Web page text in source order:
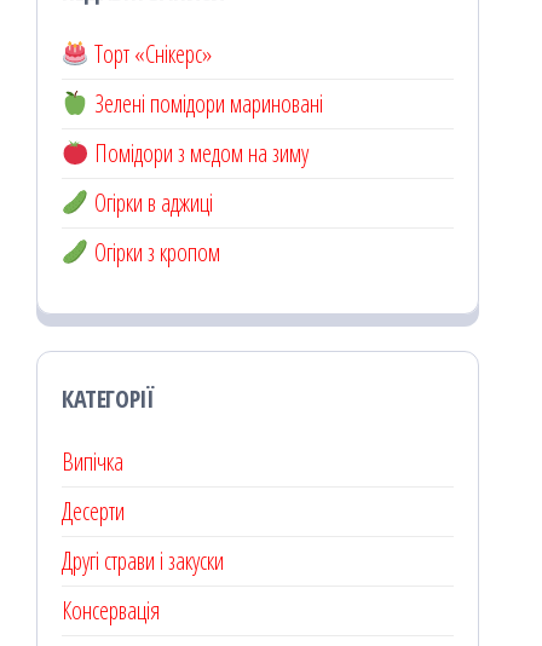
Торт «Снікерс»
Зелені помідори мариновані
Помідори з медом на зиму
Огірки в аджиці
Огірки з кропом
КАТЕГОРІЇ
Випічка
Десерти
Другі страви і закуски
Консервація